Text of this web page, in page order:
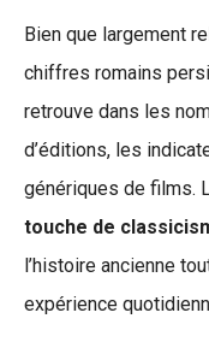
Bien que largement
chiffres romains
retrouve dans les
d’éditions, les
génériques de films.
touche de
l’histoire ancienne
expérience